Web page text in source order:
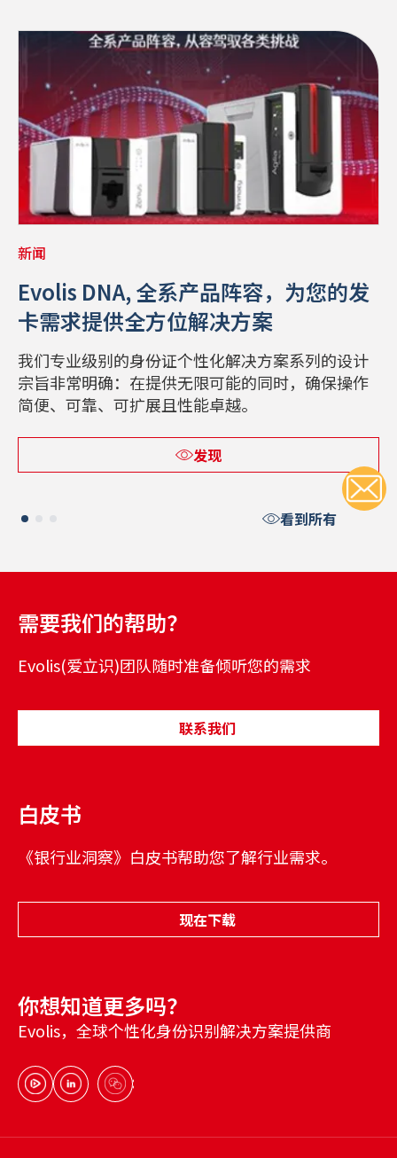
新闻
Evolis DNA, 全系产品阵容，为您的发
卡需求提供全方位解决方案
我们专业级别的身份证个性化解决方案系列的设计
宗旨非常明确：在提供无限可能的同时，确保操作
简便、可靠、可扩展且性能卓越。
发现
看到所有
需要我们的帮助？
Evolis(爱立识)团队随时准备倾听您的需求
联系我们
白皮书
《银行业洞察》白皮书帮助您了解行业需求。
现在下载
你想知道更多吗？
Evolis，全球个性化身份识别解决方案提供商